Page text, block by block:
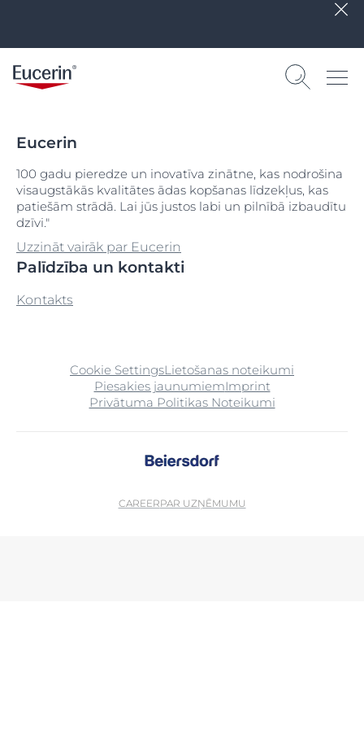
Eucerin
100 gadu pieredze un inovatīva zinātne, kas nodrošina
visaugstākās kvalitātes ādas kopšanas līdzekļus, kas
patiešām strādā. Lai jūs justos labi un pilnībā izbaudītu
dzīvi."
Uzzināt vairāk par Eucerin
Palīdzība un kontakti
Kontakts
Cookie SettingsLietošanas noteikumi
Piesakies jaunumiemImprint
Privātuma Politikas Noteikumi
CAREERPAR UZŅĒMUMU